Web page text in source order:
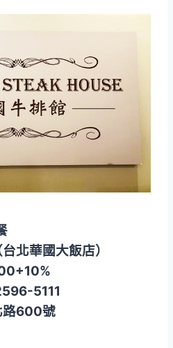
北華國大飯店）
5111
路600號